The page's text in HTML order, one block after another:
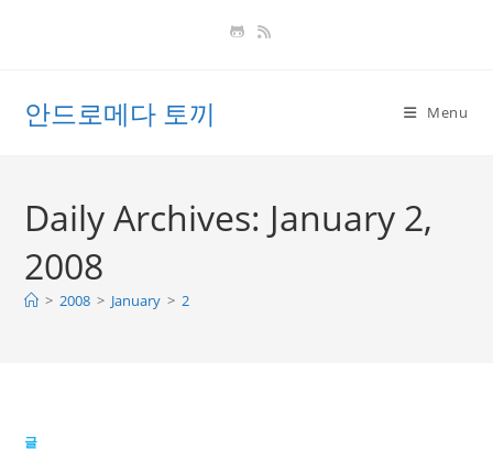
안드로메다 토끼 Menu
Daily Archives: January 2,
2008
> 2008 > January > 2
글